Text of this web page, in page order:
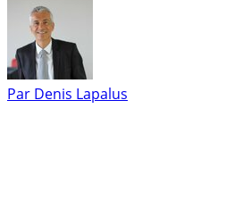
Par Denis Lapalus